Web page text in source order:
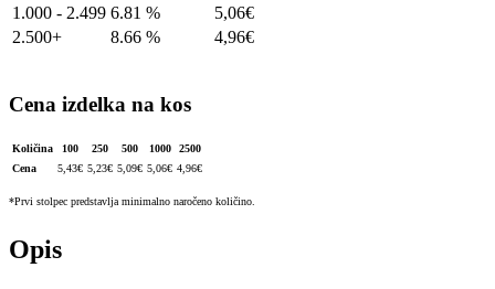
1.000 - 2.499 6.81 % 5,06€
2.500+
8.66 % 4,96€
Cena izdelka na kos
Količina 100 250 500 1000
2500
Cena
5,43€ 5,23€ 5,09€ 5,06€ 4,96€
*Prvi stolpec predstavlja minimalno naročeno količino.
Opis